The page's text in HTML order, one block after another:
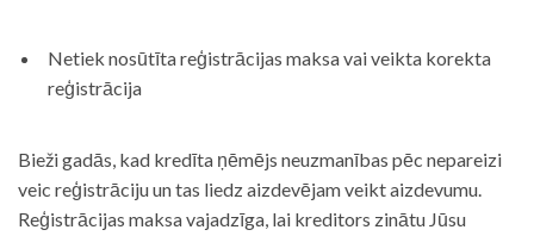
Netiek nosūtīta reģistrācijas maksa vai veikta korekta
reģistrācija
Bieži gadās, kad kredīta ņēmējs neuzmanības pēc nepareizi
veic reģistrāciju un tas liedz aizdevējam veikt aizdevumu.
Reģistrācijas maksa vajadzīga, lai kreditors zinātu Jūsu